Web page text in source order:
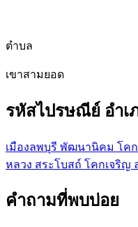
ตำบล
เขาสามยอด
รหัสไปรษณีย์ อำเ
เมืองลพบุรี พัฒนานิคม โค
หลวง สระโบสถ์ โคกเจริญ
คำถามที่พบบ่อย